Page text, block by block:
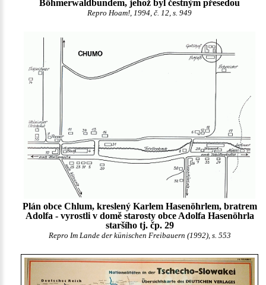
Böhmerwaldbundem, jehož byl čestným přesedou
Repro Hoam!, 1994, č. 12, s. 949
Plán obce Chlum, kreslený Karlem Hasenöhrlem, bratrem
Adolfa - vyrostli v domě starosty obce Adolfa Hasenöhrla
staršího tj. čp. 29
Repro Im Lande der künischen Freibauern (1992), s. 553